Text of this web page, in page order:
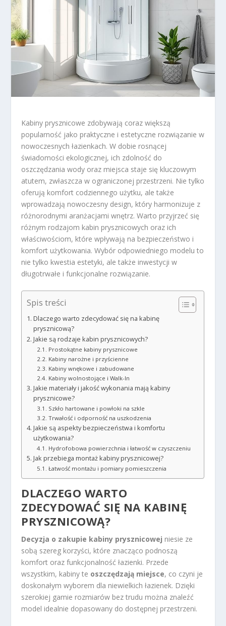
Kabiny prysznicowe zdobywają coraz większą
popularność jako praktyczne i estetyczne rozwiązanie w
nowoczesnych łazienkach. W dobie rosnącej
świadomości ekologicznej, ich zdolność do
oszczędzania wody oraz miejsca staje się kluczowym
atutem, zwłaszcza w ograniczonej przestrzeni. Nie tylko
oferują komfort codziennego użytku, ale także
wprowadzają nowoczesny design, który harmonizuje z
różnorodnymi aranżacjami wnętrz. Warto przyjrzeć się
różnym rodzajom kabin prysznicowych oraz ich
właściwościom, które wpływają na bezpieczeństwo i
komfort użytkowania. Wybór odpowiedniego modelu to
nie tylko kwestia estetyki, ale także inwestycji w
długotrwałe i funkcjonalne rozwiązanie.
Spis treści
Dlaczego warto zdecydować się na kabinę
prysznicową?
Jakie są rodzaje kabin prysznicowych?
Prostokątne kabiny prysznicowe
Kabiny narożne i przyścienne
Kabiny wnękowe i zabudowane
Kabiny wolnostojące i Walk-In
Jakie materiały i jakość wykonania mają kabiny
prysznicowe?
Szkło hartowane i powłoki na szkle
Trwałość i odporność na uszkodzenia
Jakie są aspekty bezpieczeństwa i komfortu
użytkowania?
Hydrofobowa powierzchnia i łatwość w czyszczeniu
Jak przebiega montaż kabiny prysznicowej?
Łatwość montażu i pomiary pomieszczenia
DLACZEGO WARTO
ZDECYDOWAĆ SIĘ NA KABINĘ
PRYSZNICOWĄ?
Decyzja o zakupie kabiny prysznicowej niesie ze
sobą szereg korzyści, które znacząco podnoszą
komfort oraz funkcjonalność łazienki. Przede
wszystkim, kabiny te oszczędzają miejsce, co czyni je
doskonałym wyborem dla niewielkich łazienek. Dzięki
szerokiej gamie rozmiarów bez trudu można znaleźć
model idealnie dopasowany do dostępnej przestrzeni.